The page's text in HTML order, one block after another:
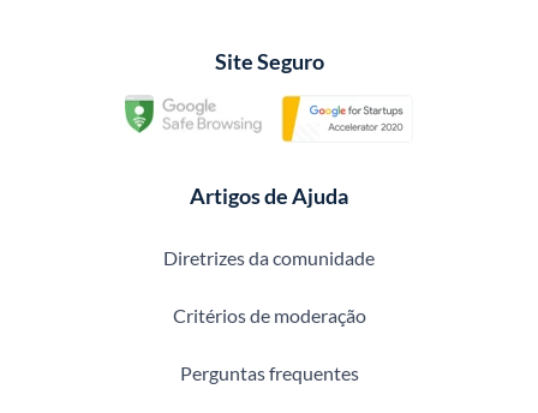
Site Seguro
Artigos de Ajuda
Diretrizes da comunidade
Critérios de moderação
Perguntas frequentes